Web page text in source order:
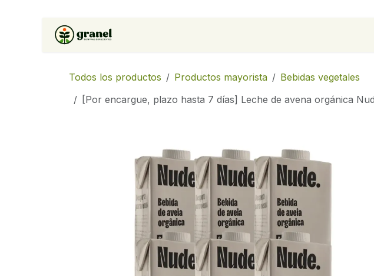
Ir al contenido
Todos los productos Productos mayorista
Bebidas vegetales
[Por encargue, plazo hasta 7 días] Leche de avena orgánica